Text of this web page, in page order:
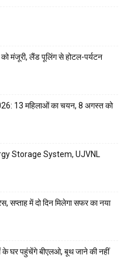
को मंजूरी, लैंड पूलिंग से होटल-पर्यटन
13 महिलाओं का चयन, 8 अगस्त को
Storage System, UJVNL
सप्ताह में दो दिन मिलेगा सफर का नया
के घर पहुंचेंगे बीएलओ, बूथ जाने की नहीं